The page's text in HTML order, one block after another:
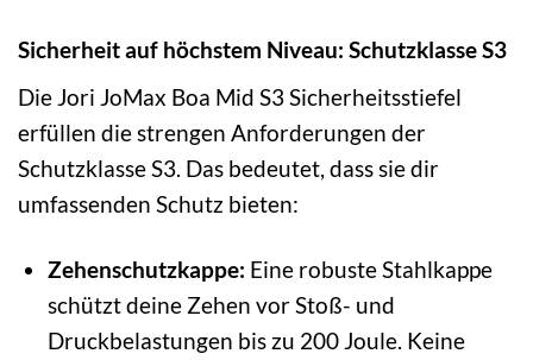
Sicherheit auf höchstem Niveau: Schutzklasse S3
Die Jori JoMax Boa Mid S3 Sicherheitsstiefel
erfüllen die strengen Anforderungen der
Schutzklasse S3. Das bedeutet, dass sie dir
umfassenden Schutz bieten:
Zehenschutzkappe: Eine robuste Stahlkappe
schützt deine Zehen vor Stoß- und
Druckbelastungen bis zu 200 Joule. Keine